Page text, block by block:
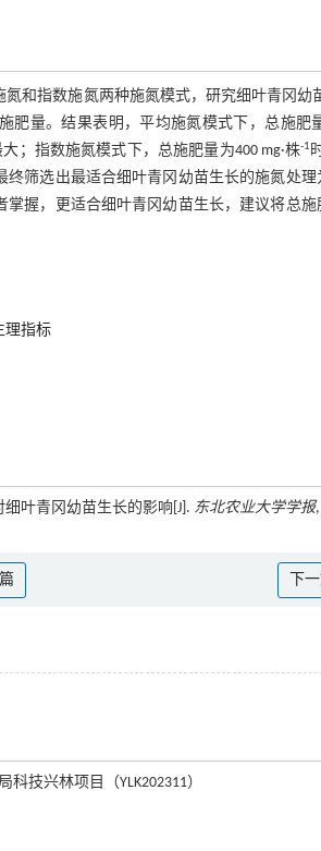
和指数施氮两种施氮模式，研究细叶青冈
量。结果表明，平均施氮模式下，总施肥
；指数施氮模式下，总施肥量为400 mg·株-1
筛选出最适合细叶青冈幼苗生长的施氮处理
握，更适合细叶青冈幼苗生长，建议将总施
理指标
叶青冈幼苗生长的影响[J]. 东北农业大学学报
下
技兴林项目（YLK202311）